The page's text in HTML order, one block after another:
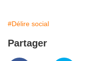
#Délire social
Partager